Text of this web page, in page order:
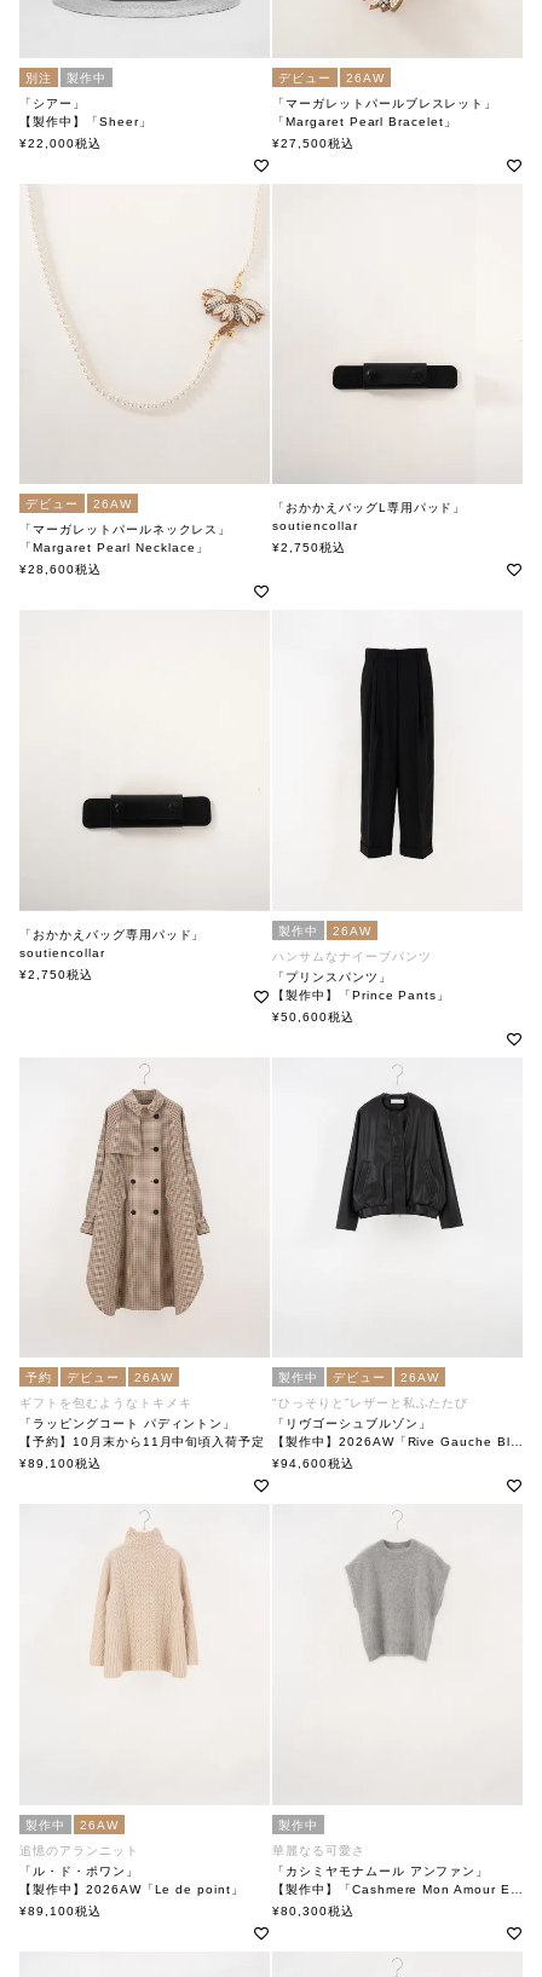
別注
製作中
「シアー」
【製作中】「Sheer」
soutiencollar×tocit
¥22,000税込
デビュー
26AW
「マーガレットパールブレスレット」
「Margaret Pearl Bracelet」
soutiencollar×kaori shimomura（ステンカラー×カオリシモムラ）
¥27,500税込
デビュー
26AW
「マーガレットパールネックレス」
「Margaret Pearl Necklace」
soutiencollar×kaori shimomura（ステンカラー×カオリシモムラ）
¥28,600税込
「おかかえバッグL専用パッド」
soutiencollar
ステンカラー
¥2,750税込
「おかかえバッグ専用パッド」
soutiencollar
ステンカラー
¥2,750税込
製作中
26AW
ハンサムなナイーブパンツ
「プリンスパンツ」
【製作中】「Prince Pants」
soutiencollar（ステンカラー）
¥50,600税込
予約 デビュー
26AW
ギフトを包むようなトキメキ
「ラッピングコート パディントン」
【予約】10月末から11月中旬頃入荷予定
「Wrapping Coat Paddington」
¥89,100税込
製作中 デビュー
26AW
"ひっそりと”レザーと私ふたたび
「リヴゴーシュブルゾン」
【製作中】2026AW「Rive Gauche Blouson」
soutiencollar(ステンカラー)
¥94,600税込
製作中
26AW
追憶のアランニット
「ル・ド・ポワン」
【製作中】2026AW「Le de point」
soutiencollar（ステンカラー）
¥89,100税込
製作中
華麗なる可愛さ
「カシミヤモナムール アンファン」
【製作中】「Cashmere Mon Amour Enfant」
soutiencollar（ステンカラー）
¥80,300税込